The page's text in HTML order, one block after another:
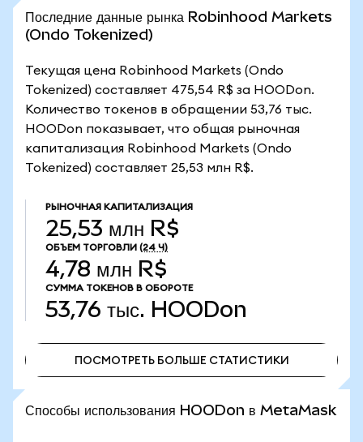
Последние данные рынка Robinhood Markets
(Ondo Tokenized)
Текущая цена Robinhood Markets (Ondo
Tokenized) составляет 475,54 R$ за HOODon.
Количество токенов в обращении 53,76 тыс.
HOODon показывает, что общая рыночная
капитализация Robinhood Markets (Ondo
Tokenized) составляет 25,53 млн R$.
РЫНОЧНАЯ КАПИТАЛИЗАЦИЯ
25,53 млн R$
ОБЪЕМ ТОРГОВЛИ (24 Ч)
4,78 млн R$
СУММА ТОКЕНОВ В ОБОРОТЕ
53,76 тыс. HOODon
ПОСМОТРЕТЬ БОЛЬШЕ СТАТИСТИКИ
Способы использования HOODon в MetaMask